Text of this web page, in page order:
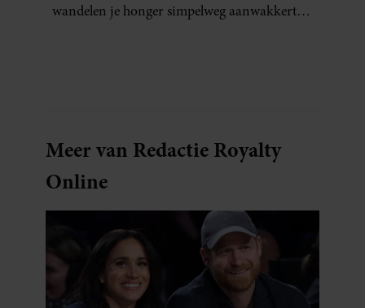
wandelen je honger simpelweg aanwakkert,
Meer van Redactie Royalty
Online